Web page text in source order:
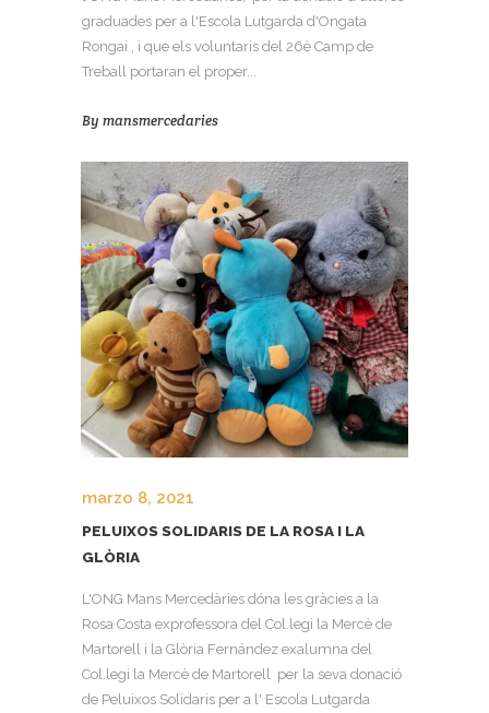
graduades per a l'Escola Lutgarda d'Ongata
Rongai , i que els voluntaris del 26è Camp de
Treball portaran el proper...
By mansmercedaries
marzo 8, 2021
PELUIXOS SOLIDARIS DE LA ROSA I LA
GLÒRIA
L'ONG Mans Mercedàries dóna les gràcies a la
Rosa Costa exprofessora del Col.legi la Mercè de
Martorell i la Glòria Fernández exalumna del
Col.legi la Mercè de Martorell per la seva donació
de Peluixos Solidaris per a l' Escola Lutgarda